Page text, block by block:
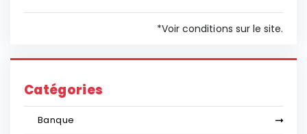
*Voir conditions sur le site.
Catégories
Banque